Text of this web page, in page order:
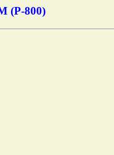
(Р-800)